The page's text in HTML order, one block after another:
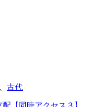
古代